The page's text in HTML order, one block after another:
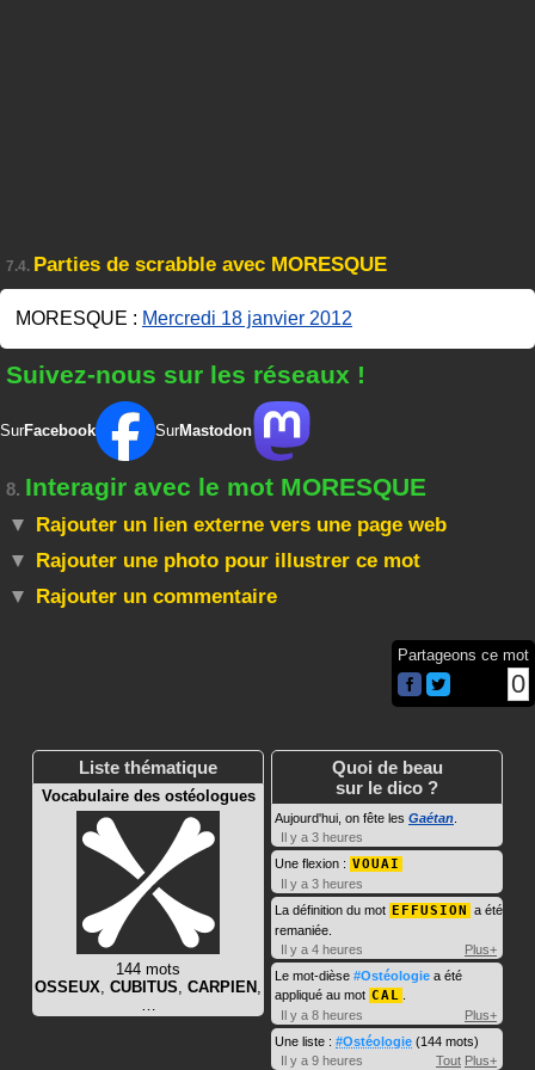
7.4. Parties de scrabble avec MORESQUE
MORESQUE : Mercredi 18 janvier 2012
Suivez-nous sur les réseaux !
SurFacebook SurMastodon
8. Interagir avec le mot MORESQUE
Rajouter un lien externe vers une page web
Rajouter une photo pour illustrer ce mot
Rajouter un commentaire
Partageons ce mot
0
Liste thématique
Vocabulaire des ostéologues
144 mots
OSSEUX CUBITUS CARPIEN
Quoi de beau
sur le dico ?
Aujourd'hui, on fête les Gaétan
Il y a 3 heures
Une flexion : VOUAI
Il y a 3 heures
La définition du mot EFFUSION a été
remaniée.
Il y a 4 heures
Plus+
Le mot-dièse #Ostéologie a été
appliqué au mot CAL
Il y a 8 heures
Plus+
Une liste : #Ostéologie (144 mots)
Il y a 9 heures
Tout Plus+